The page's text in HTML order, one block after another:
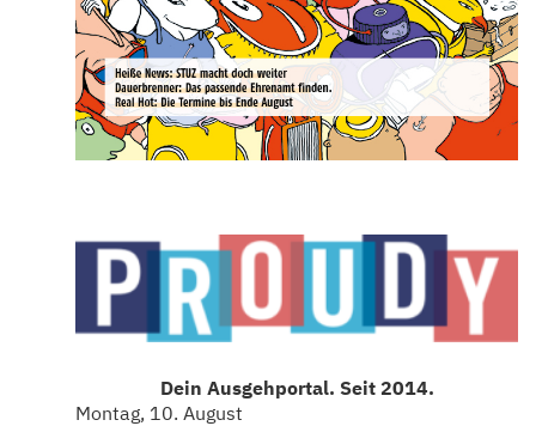
Dein Ausgehportal. Seit 2014.
Montag, 10. August